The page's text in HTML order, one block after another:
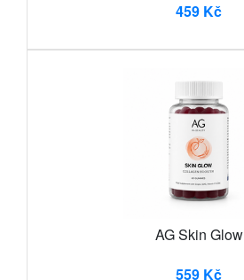
459 Kč
AG Skin Glow
559 Kč